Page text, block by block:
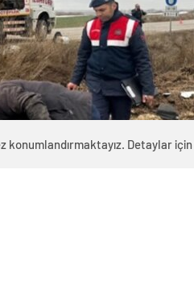
konumlandırmaktayız. Detaylar için